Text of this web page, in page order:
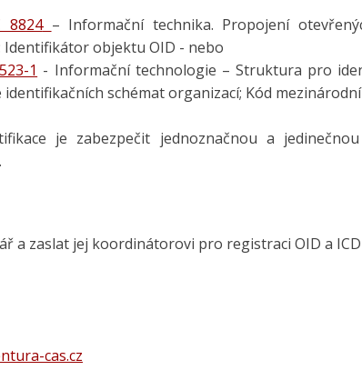
8824 – Informační technika. Propojení
Identifikátor objektu OID - nebo
1 - Informační technologie – Struktura pro
schémat organizací; Kód
je zabezpečit jednoznačnou a
a zaslat jej koordinátorovi pro registraci OID a ICD
cas.cz